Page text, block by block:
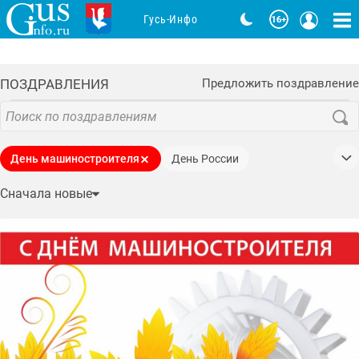
ПОЗДРАВЛЕНИЯ Предложить поздравление
День машиностроителя
День России
День защиты детей
Новый год
8 марта
День народного единства
День пожарной охраны
День знаний
День социального работника
День физкультурника
Рождество Христово
Сначала новые
Гусь-Инфо